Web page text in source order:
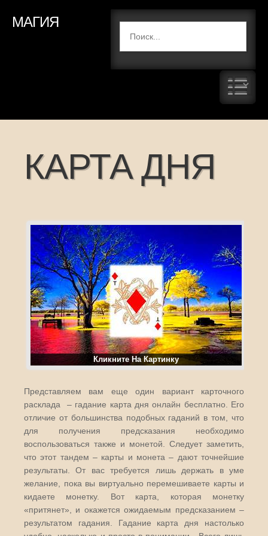
МАГИЯ
КАРТА ДНЯ
Кликните На Картинку
Представляем вам еще один вариант карточного
расклада – гадание карта дня онлайн бесплатно. Его
отличие от большинства подобных гаданий в том, что
для получения предсказания необходимо
воспользоваться также и монетой. Следует заметить,
что этот тандем – карты и монета – дают точнейшие
результаты. От вас требуется лишь держать в уме
желание, пока вы виртуально перемешиваете карты и
кидаете монетку. Вот карта, которая монетку
«притянет», и окажется ожидаемым предсказанием –
результатом гадания. Гадание карта дня настолько